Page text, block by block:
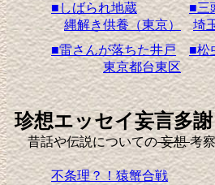
■しばられ地蔵
縄解き供養（東京）
■三
埼
■雷さんが落ちた井戸
東京都台東区
■松
珍想エッセイ妄言多謝
昔話や伝説についての妄想考
不条理？！猿蟹合戦